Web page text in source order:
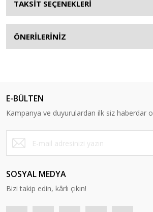
TAKSİT SEÇENEKLERİ
ÖNERİLERİNİZ
E-BÜLTEN
Kampanya ve duyurulardan ilk siz haberdar
SOSYAL MEDYA
Bizi takip edin, kârlı çıkın!